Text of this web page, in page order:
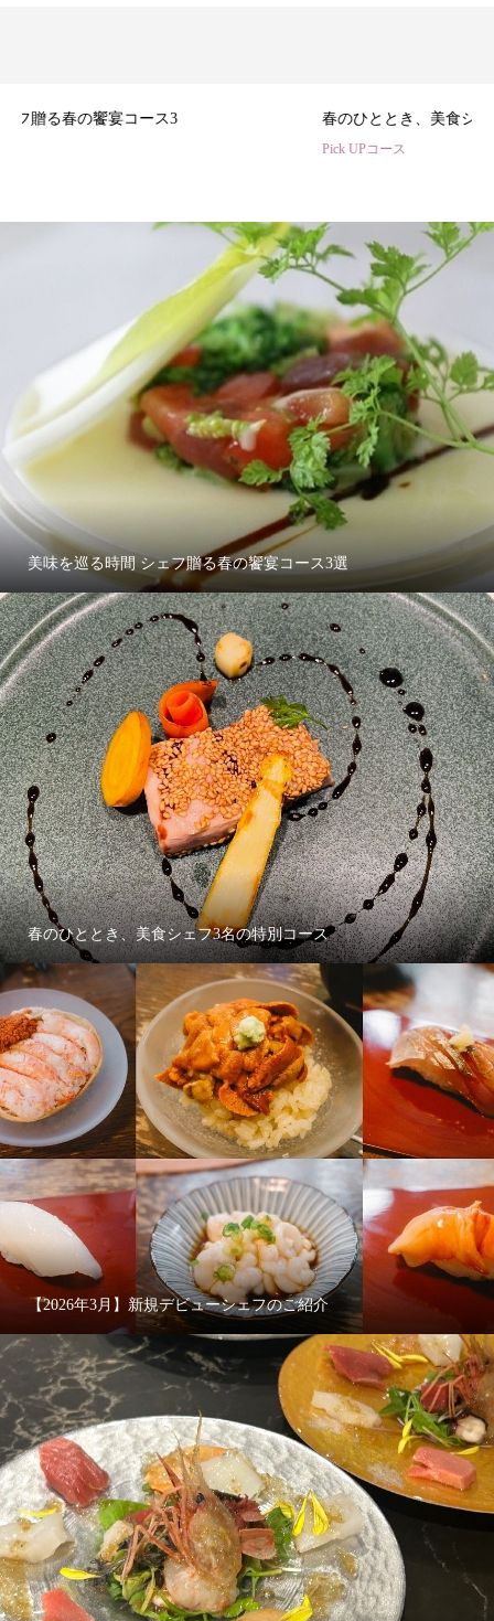
春のひととき、美食シェフ3名の特別コース
美味を巡る時間 シェフ贈る春の饗宴コース3選
春のひととき、美食シェフ3名の特別コース
【2026年3月】新規デビューシェフのご紹介